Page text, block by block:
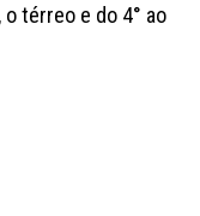
térreo e do 4° ao